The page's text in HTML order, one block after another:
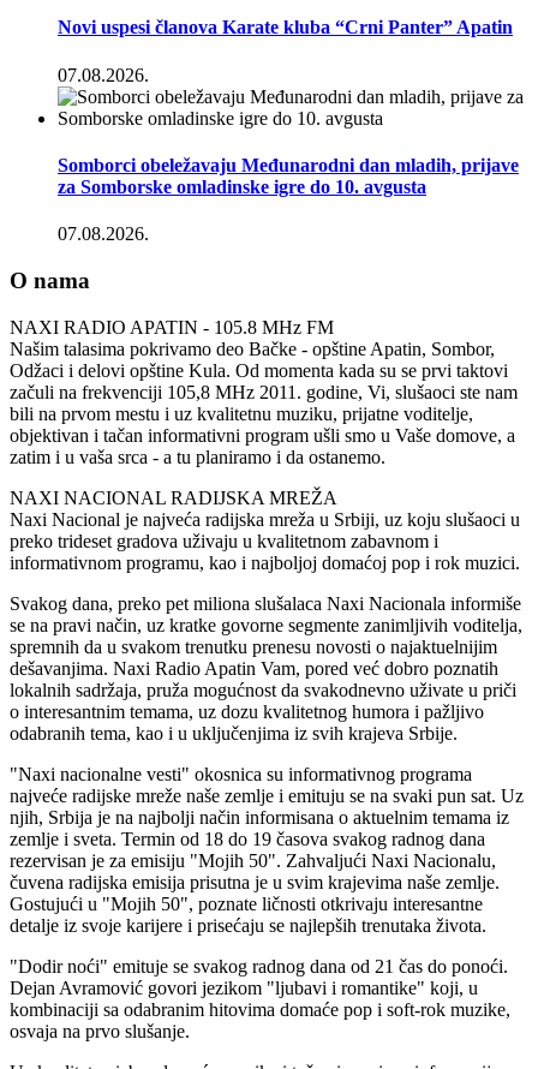
Novi uspesi članova Karate kluba “Crni Panter” Apatin
07.08.2026.
Somborci obeležavaju Međunarodni dan mladih, prijave
za Somborske omladinske igre do 10. avgusta
07.08.2026.
O nama
NAXI RADIO APATIN - 105.8 MHz FM
Našim talasima pokrivamo deo Bačke - opštine Apatin, Sombor,
Odžaci i delovi opštine Kula. Od momenta kada su se prvi taktovi
začuli na frekvenciji 105,8 MHz 2011. godine, Vi, slušaoci ste nam
bili na prvom mestu i uz kvalitetnu muziku, prijatne voditelje,
objektivan i tačan informativni program ušli smo u Vaše domove, a
zatim i u vaša srca - a tu planiramo i da ostanemo.
NAXI NACIONAL RADIJSKA MREŽA
Naxi Nacional je najveća radijska mreža u Srbiji, uz koju slušaoci u
preko trideset gradova uživaju u kvalitetnom zabavnom i
informativnom programu, kao i najboljoj domaćoj pop i rok muzici.
Svakog dana, preko pet miliona slušalaca Naxi Nacionala informiše
se na pravi način, uz kratke govorne segmente zanimljivih voditelja,
spremnih da u svakom trenutku prenesu novosti o najaktuelnijim
dešavanjima. Naxi Radio Apatin Vam, pored već dobro poznatih
lokalnih sadržaja, pruža mogućnost da svakodnevno uživate u priči
o interesantnim temama, uz dozu kvalitetnog humora i pažljivo
odabranih tema, kao i u uključenjima iz svih krajeva Srbije.
"Naxi nacionalne vesti" okosnica su informativnog programa
najveće radijske mreže naše zemlje i emituju se na svaki pun sat. Uz
njih, Srbija je na najbolji način informisana o aktuelnim temama iz
zemlje i sveta. Termin od 18 do 19 časova svakog radnog dana
rezervisan je za emisiju "Mojih 50". Zahvaljući Naxi Nacionalu,
čuvena radijska emisija prisutna je u svim krajevima naše zemlje.
Gostujući u "Mojih 50", poznate ličnosti otkrivaju interesantne
detalje iz svoje karijere i prisećaju se najlepših trenutaka života.
"Dodir noći" emituje se svakog radnog dana od 21 čas do ponoći.
Dejan Avramović govori jezikom "ljubavi i romantike" koji, u
kombinaciji sa odabranim hitovima domaće pop i soft-rok muzike,
osvaja na prvo slušanje.